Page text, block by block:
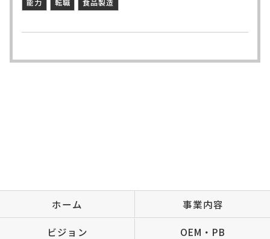
能力 転職 食品製造
ホーム 事業内容
ビジョン OEM・PB